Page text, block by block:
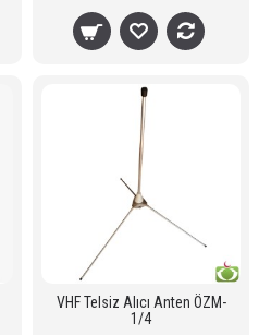
VHF Telsiz Alıcı Anten ÖZM-
1/4